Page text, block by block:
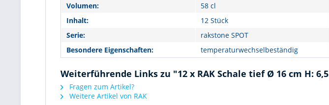
Volumen:
58 cl
Inhalt:
12 Stück
Serie:
rakstone SPOT
Besondere Eigenschaften:
temperaturwechselbeständig
Weiterführende Links zu "12 x RAK Schale tief Ø 16 cm H: 6,5
Fragen zum Artikel?
Weitere Artikel von RAK